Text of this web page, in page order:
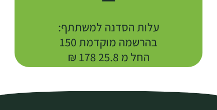
עלות הסדנה למשתתף:
בהרשמה מוקדמת 150
החל מ 25.8 178 ₪